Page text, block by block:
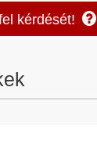
kérdését!